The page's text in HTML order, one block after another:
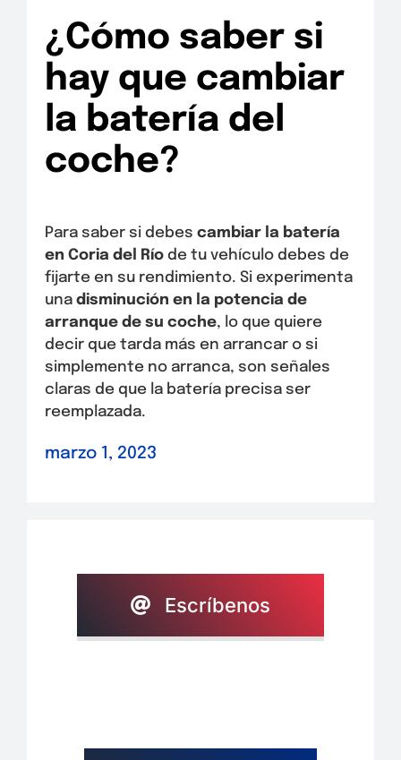
¿Cómo saber si
hay que cambiar
la batería del
coche?
Para saber si debes cambiar la batería
en Coria del Río de tu vehículo debes de
fijarte en su rendimiento. Si experimenta
una disminución en la potencia de
arranque de su coche, lo que quiere
decir que tarda más en arrancar o si
simplemente no arranca, son señales
claras de que la batería precisa ser
reemplazada.
marzo 1, 2023
Escríbenos